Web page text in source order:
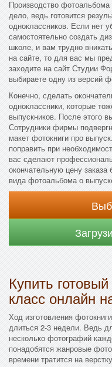
Производство
дело, ведь готовится
одноклассников. Если нет
самостоятельно создать
школе, и вам трудно
на сайте, то для вас мы
заходите на сайт Студии
выбираете одну из версий
Конечно, сделать
одноклассники, которые
выпускников. После этого
Сотрудники фирмы
макет фотокниги про
поправить при
вас сделают
окончательную цену
вида фотоальбома о
Купить
класс онлайн
Ход изготовления
длиться 2-3 недели. Ведь
несколько фотографий
понадобятся жанровые
времени тратится на